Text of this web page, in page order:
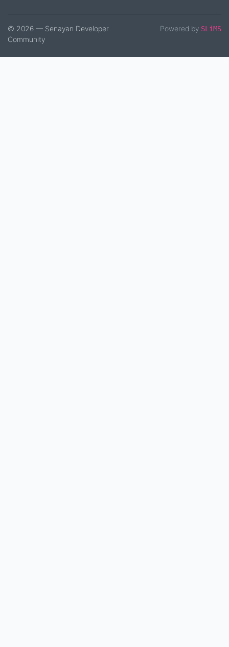
© 2026 — Senayan Developer
Community
Powered by SLiMS